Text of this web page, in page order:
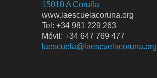
15010 A Coruña
www.laescuelacoruna.org
Tel: +34 981 229 263
Móvil: +34 647 769 477
laescuela@laescuelacoruna.org